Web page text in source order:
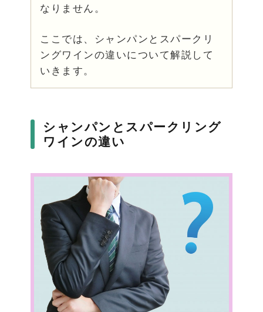
なりません。
ここでは、シャンパンとスパークリ
ングワインの違いについて解説して
いきます。
シャンパンとスパークリング
ワインの違い